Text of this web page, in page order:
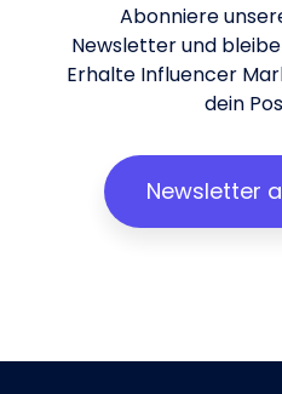
Abonniere
Newsletter und
Erhalte Influencer
dein
Newsletter